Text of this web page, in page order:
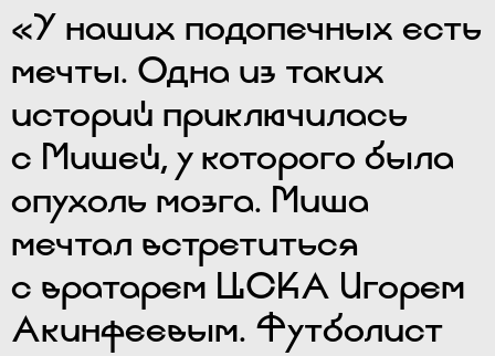
«У наших подопечных есть
мечты. Одна из таких
историй приключилась
с Мишей, у которого была
опухоль мозга. Миша
мечтал встретиться
с вратарем ЦСКА Игорем
Акинфеевым. Футболист